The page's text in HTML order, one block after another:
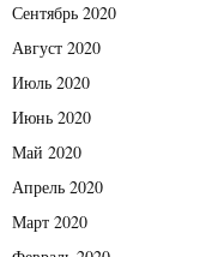
Сентябрь 2020
Август 2020
Июль 2020
Июнь 2020
Май 2020
Апрель 2020
Март 2020